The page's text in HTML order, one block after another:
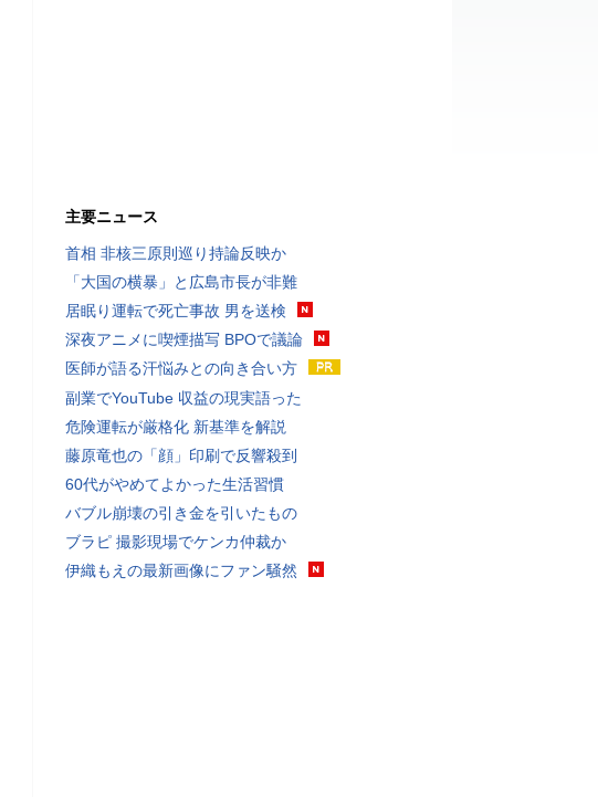
主要ニュース
首相 非核三原則巡り持論反映か
「大国の横暴」と広島市長が非難
居眠り運転で死亡事故 男を送検
深夜アニメに喫煙描写 BPOで議論
医師が語る汗悩みとの向き合い方
副業でYouTube 収益の現実語った
危険運転が厳格化 新基準を解説
藤原竜也の「顔」印刷で反響殺到
60代がやめてよかった生活習慣
バブル崩壊の引き金を引いたもの
ブラピ 撮影現場でケンカ仲裁か
伊織もえの最新画像にファン騒然